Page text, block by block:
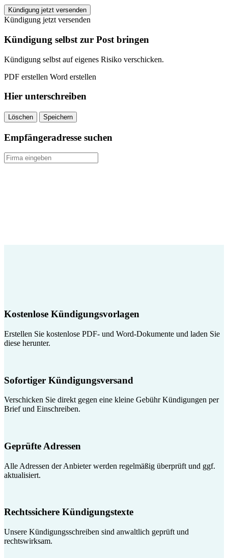
McFIT
Augsburg
Gögginger
Straße
kündigen
Kündigung jetzt versenden
Kündigung jetzt versenden
Kündigung selbst zur Post bringen
Kündigung selbst auf eigenes Risiko verschicken.
PDF erstellen Word erstellen
Hier unterschreiben
Löschen Speichern
Empfängeradresse suchen
Kostenlose Kündigungsvorlagen
Erstellen Sie kostenlose PDF- und Word-Dokumente und laden Sie
diese herunter.
Sofortiger Kündigungsversand
Verschicken Sie direkt gegen eine kleine Gebühr Kündigungen per
Brief und Einschreiben.
Geprüfte Adressen
Alle Adressen der Anbieter werden regelmäßig überprüft und ggf.
aktualisiert.
Rechtssichere Kündigungstexte
Unsere Kündigungsschreiben sind anwaltlich geprüft und
rechtswirksam.